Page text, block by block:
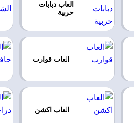
العاب دبابات
حربية
العاب قوارب
العاب اكشن